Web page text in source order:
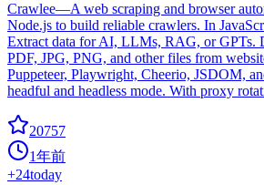
Crawlee—A web scraping and browser
Node.js to build reliable crawlers. In
Extract data for AI, LLMs, RAG, or GPTs.
PDF, JPG, PNG, and other files from
Puppeteer, Playwright, Cheerio, JSDOM,
headful and headless mode. With proxy
20757
1年前
+24today